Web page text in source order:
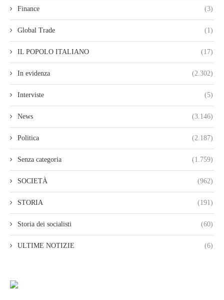
Finance (3)
Global Trade (1)
IL POPOLO ITALIANO (17)
In evidenza (2.302)
Interviste (5)
News (3.146)
Politica (2.187)
Senza categoria (1.759)
SOCIETÀ (962)
STORIA (191)
Storia dei socialisti (60)
ULTIME NOTIZIE (6)